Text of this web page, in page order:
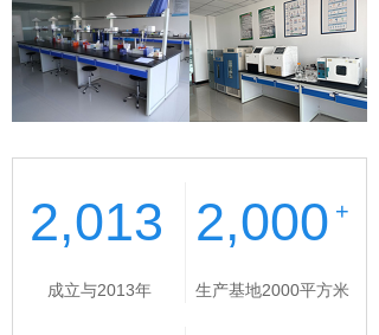
2,013
成立与2013年
2,000 +
生产基地2000平方米